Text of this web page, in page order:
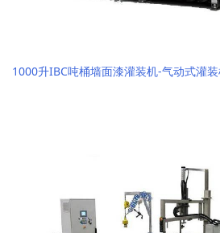
1000升IBC吨桶墙面漆灌装机-气动式灌